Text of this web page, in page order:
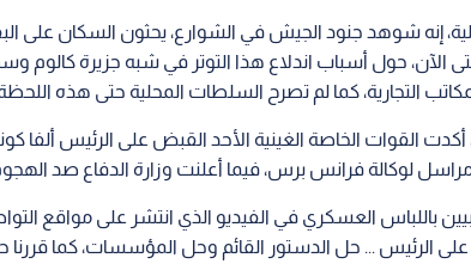
إنه شوهد جنود الجيش في الشوارع، يحثون السكان على
الآن، حول أسباب اندلاع هذا التوتر في شبه جزيرة كالوم
التجارية، كما لم تصرح السلطات المحلية حتى هذه
القوات الخاصة الغينية الأحد القبض على الرئيس
لوكالة فرانس برس، فيما أعلنت وزارة الدفاع صد
باللباس العسكري في الفيديو الذي انتشر على مواقع
الرئيس ... حل الدستور القائم وحل المؤسسات، كما قررنا